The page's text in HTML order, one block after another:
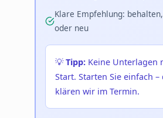
Klare Empfehlung:
oder neu
💡Tipp: Keine Unterlagen
Start. Starten Sie einfach –
klären wir im Termin.